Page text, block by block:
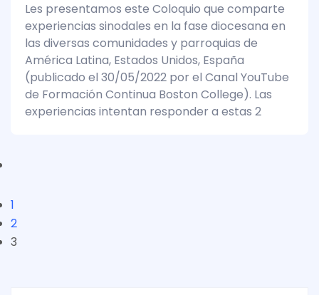
Les presentamos este Coloquio que comparte
experiencias sinodales en la fase diocesana en
las diversas comunidades y parroquias de
América Latina, Estados Unidos, España
(publicado el 30/05/2022 por el Canal YouTube
de Formación Continua Boston College). Las
experiencias intentan responder a estas 2
1
2
3